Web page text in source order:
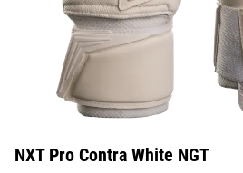
NXT Pro Contra White NGT